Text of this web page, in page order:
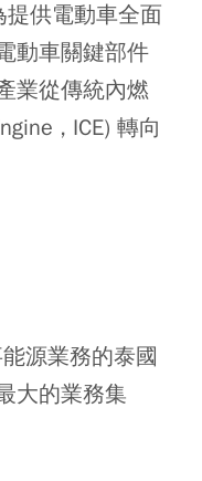
提供電動車全面
動車關鍵部件
業從傳統內燃
, ICE) 轉向
源業務的泰國
大的業務集